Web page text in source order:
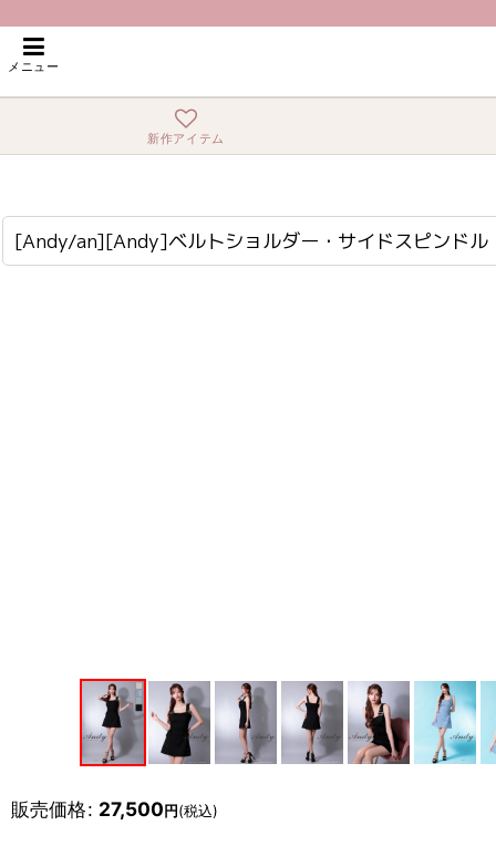
メニュー
新作アイテム
ホーム > ミニ・ショート > [Andy/an][Andy]ベルトショルダー・サイドスピンド
[Andy/an][Andy]ベルトショルダー・サイドスピンドル
販売価格: 27,500円(税込)